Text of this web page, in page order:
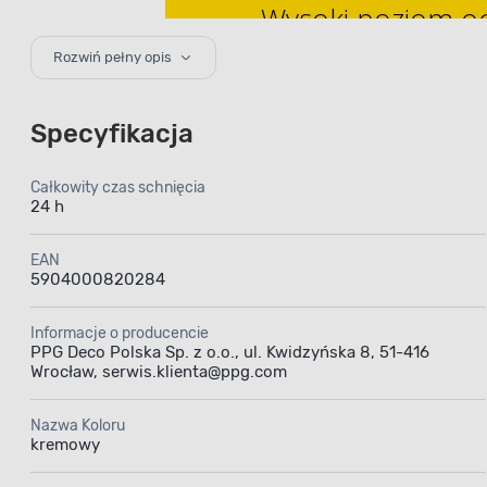
Wysoki poziom
to
Rozwiń pełny opis
Specyfikacja
Całkowity czas schnięcia
24 h
EAN
5904000820284
Informacje o producencie
PPG Deco Polska Sp. z o.o., ul. Kwidzyńska 8, 51-416
Wrocław, serwis.klienta@ppg.com
Nazwa Koloru
kremowy